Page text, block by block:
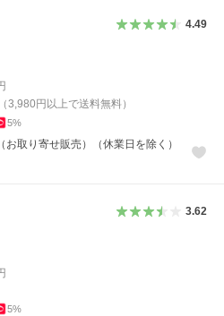
4.49
（3,980 円以上で送料無料）
5%
取り寄せ販売）（休業日を除く）
3.62
5%